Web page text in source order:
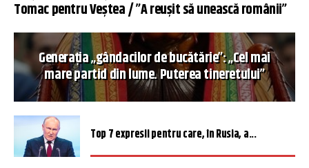
Tomac pentru Veștea / ”A reușit să unească românii”
Generația „gândacilor de bucătărie”: „Cel mai
mare partid din lume. Puterea tineretului”
Top 7 expresii pentru care, în Rusia, a...